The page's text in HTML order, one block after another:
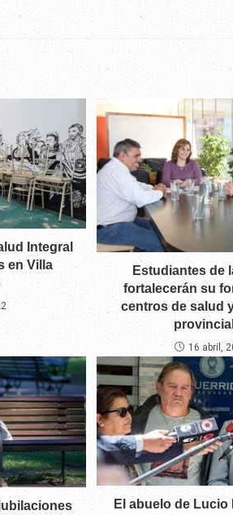
Integral
en Villa
Estudiantes de
fortalecerán su
centros de salud
16 abril,
El abuelo de